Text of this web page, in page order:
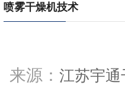
喷雾干燥机技术
来源： 江苏宇